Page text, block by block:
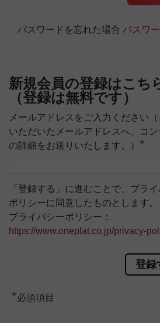
パスワードを忘れた場合 パスワ
新規会員の登録はこち
（登録は無料です）
メールアドレスをご入力ください（
いただいたメールアドレスへ、コン
の詳細をお送りいたします。） *
「登録する」に進むことで、プラ
ポリシーに同意したものとします。
プライバシーポリシー：
https://www.oneplat.co.jp/privacy-
*必須項目